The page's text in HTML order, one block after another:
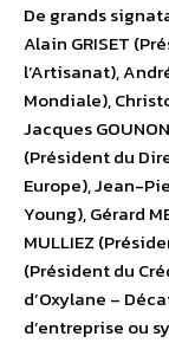
De grands
Alain GRISET
l’Artisanat),
Mondiale),
Jacques
(Président du
Europe), Jean-
Young), Gérard
MULLIEZ
(Président du
d’Oxylane –
d’entreprise ou